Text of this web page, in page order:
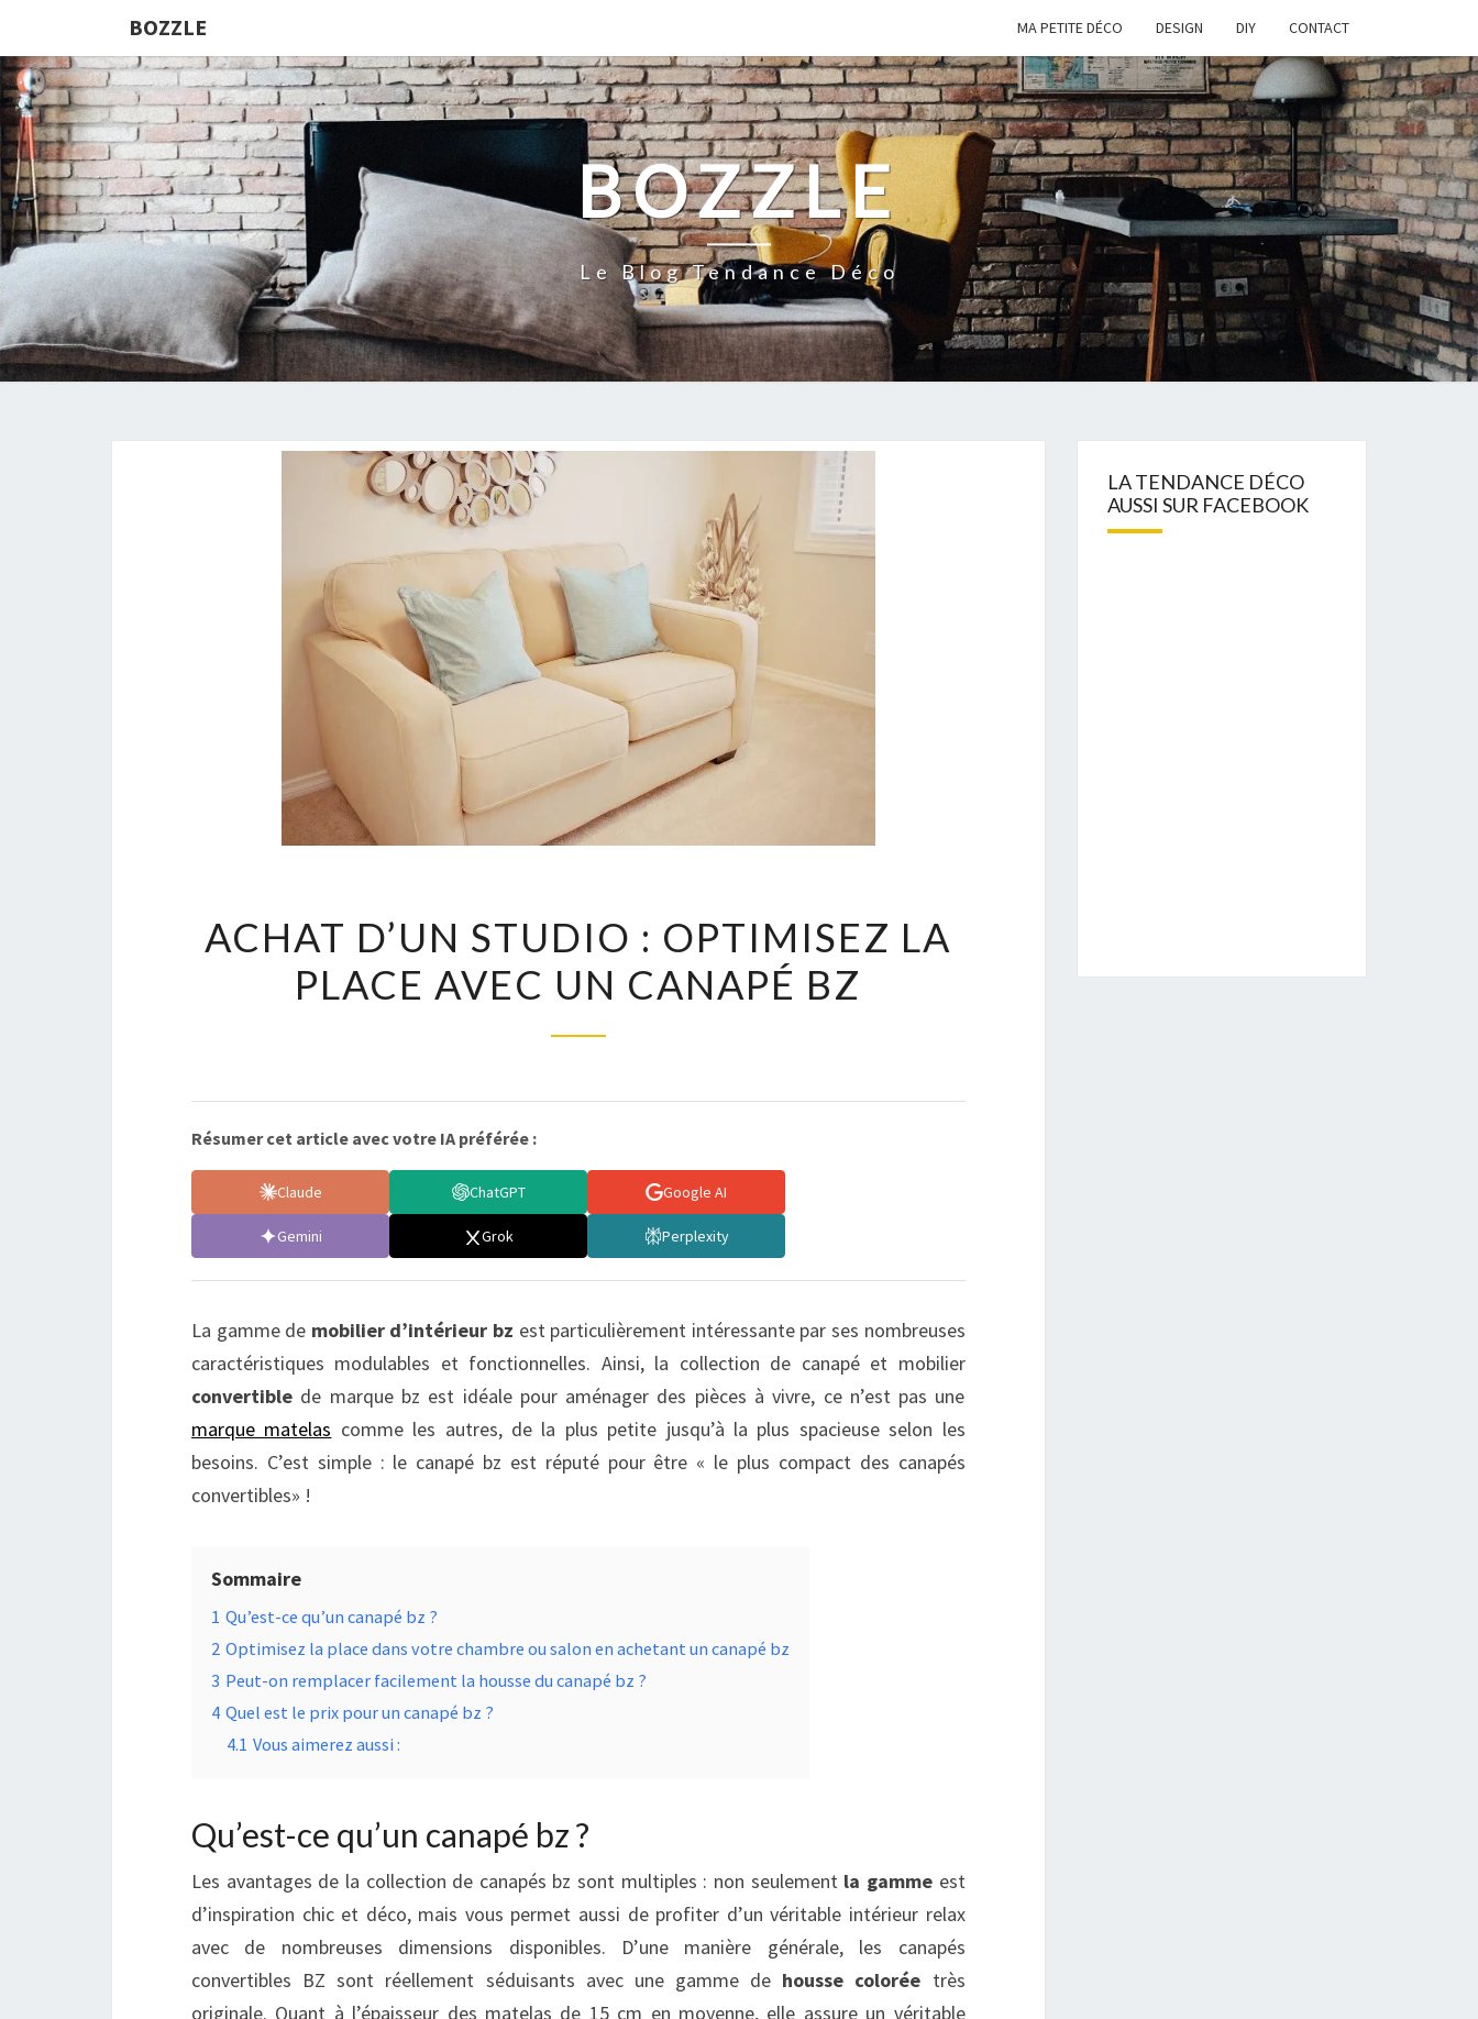
BOZZLE MA PETITE DÉCO DESIGN DIY CONTACT
BOZZLE
Le Blog Tendance Déco
D’UN
STUDIO
:
OPTIMISEZ
PLACE
UN
CANAPÉ
ACHAT D’UN STUDIO : OPTIMISEZ LA
PLACE AVEC UN CANAPÉ BZ
Résumer cet article avec votre IA préférée :
Claude ChatGPT Google AI
Gemini Grok Perplexity
La gamme de mobilier d’intérieur bz est particulièrement intéressante par ses nombreuses
caractéristiques modulables et fonctionnelles. Ainsi, la collection de canapé et mobilier
convertible de marque bz est idéale pour aménager des pièces à vivre, ce n’est pas une
marque matelas comme les autres, de la plus petite jusqu’à la plus spacieuse selon les
besoins. C’est simple : le canapé bz est réputé pour être « le plus compact des canapés
convertibles» !
Sommaire
1 Qu’est-ce qu’un canapé bz ?
2 Optimisez la place dans votre chambre ou salon en achetant un canapé bz
3 Peut-on remplacer facilement la housse du canapé bz ?
4 Quel est le prix pour un canapé bz ?
4.1 Vous aimerez aussi :
Qu’est-ce qu’un canapé bz ?
Les avantages de la collection de canapés bz sont multiples : non seulement la gammeest
d’inspiration chic et déco, mais vous permet aussi de profiter d’un véritable intérieur relax
avec de nombreuses dimensions disponibles. D’une manière générale, les canapés
convertibles BZ sont réellement séduisants avec une gamme de housse colorée très
originale. Quant à l’épaisseur des matelas de 15 cm en moyenne, elle assure un véritable
LA TENDANCE DÉCO
AUSSI SUR FACEBOOK